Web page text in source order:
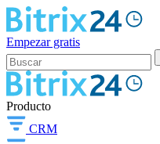
Empezar gratis
Producto
CRM